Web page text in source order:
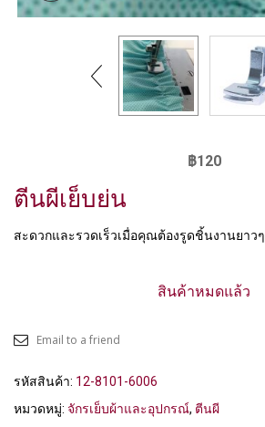
฿120
ตีนผีเย็บย่น
สะดวกและรวดเร็วเมื่อคุณต้องรูดชิ้นงานยาวๆ
สินค้าหมดแล้ว
Email to a friend
รหัสสินค้า: 12-8101-6006
หมวดหมู่: จักรเย็บผ้าและอุปกรณ์, ตีนผี